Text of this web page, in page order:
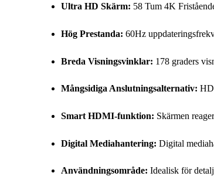
Ultra HD Skärm: 58 Tum 4K
Hög Prestanda: 60Hz
Breda Visningsvinklar: 178 graders
Mångsidiga Anslutningsalternativ:
Smart HDMI-funktion: Skärmen
Digital Mediahantering: Digital
Användningsområde: Idealisk för